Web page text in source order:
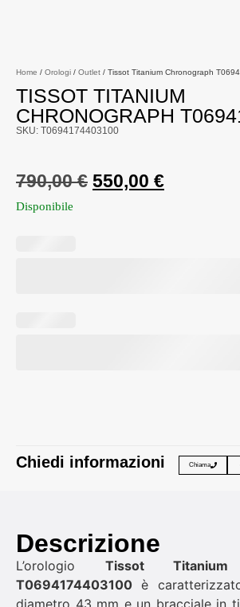
Home / Orologi / Outlet / Tissot Titanium Chronograph
TISSOT TITANIUM
CHRONOGRAPH
SKU: T0694174403100
790,00€ 550,00 €
Disponibile
Chiedi informazioni Chiama
Descrizione
L’orologio Tissot Titanium
T0694174403100 è